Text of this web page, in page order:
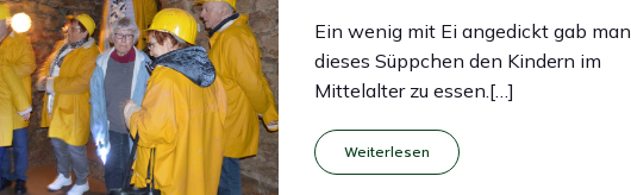
Ein wenig mit Ei angedickt gab man
dieses Süppchen den Kindern im
Mittelalter zu essen.[…]
Weiterlesen